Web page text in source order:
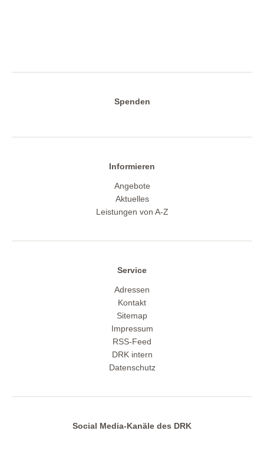
Spenden
Informieren
Angebote
Aktuelles
Leistungen von A-Z
Service
Adressen
Kontakt
Sitemap
Impressum
RSS-Feed
DRK intern
Datenschutz
Social Media-Kanäle des DRK